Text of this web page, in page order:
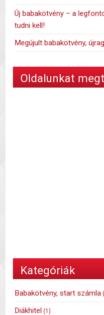
Új babakötvény – a
tudni kell!
Megújult babakötvény,
Oldalunkat
Kategóriák
Babakötvény, start számla
Diákhitel (1)